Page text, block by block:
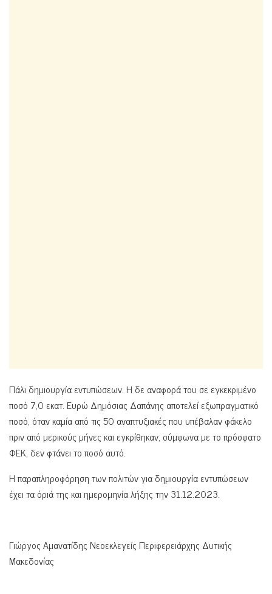
Πάλι δημιουργία εντυπώσεων. Η δε αναφορά του σε εγκεκριμένο
ποσό 7,0 εκατ. Ευρώ Δημόσιας Δαπάνης αποτελεί εξωπραγματικό
ποσό, όταν καμία από τις 50 αναπτυξιακές που υπέβαλαν φάκελο
πριν από μερικούς μήνες και εγκρίθηκαν, σύμφωνα με το πρόσφατο
ΦΕΚ, δεν φτάνει το ποσό αυτό.
Η παραπληροφόρηση των πολιτών για δημιουργία εντυπώσεων
έχει τα όριά της και ημερομηνία λήξης την 31.12.2023.
Γιώργος Αμανατίδης Νεοεκλεγείς Περιφερειάρχης Δυτικής
Μακεδονίας